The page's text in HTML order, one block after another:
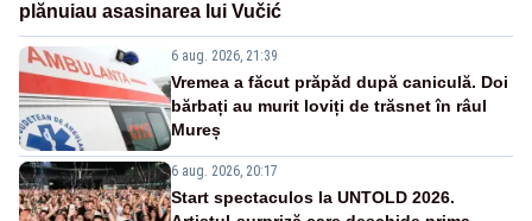
plănuiau asasinarea lui Vučić
6 aug. 2026, 21:39
Vremea a făcut prăpăd după caniculă. Doi
bărbați au murit loviți de trăsnet în râul
Mureș
6 aug. 2026, 20:17
Start spectaculos la UNTOLD 2026.